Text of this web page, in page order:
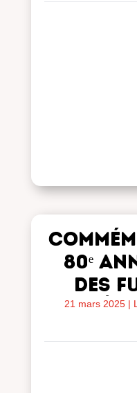
80ᵉ
des
21 mars 2025 |